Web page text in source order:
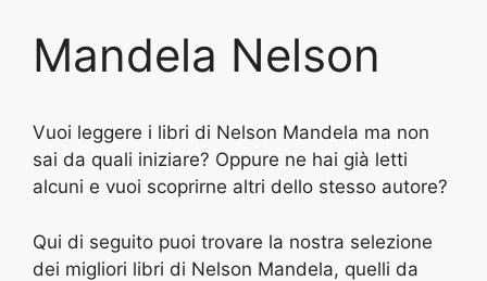
Mandela Nelson
Vuoi leggere i libri di Nelson Mandela ma non
sai da quali iniziare? Oppure ne hai già letti
alcuni e vuoi scoprirne altri dello stesso autore?
Qui di seguito puoi trovare la nostra selezione
dei migliori libri di Nelson Mandela, quelli da